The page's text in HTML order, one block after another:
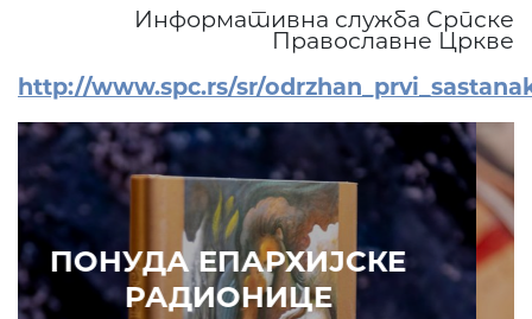
Информативна служба Српске
Православне Цркве
http://www.spc.rs/sr/
ПОНУДА ЕПАРХИЈСКЕ
РАДИОНИЦЕ